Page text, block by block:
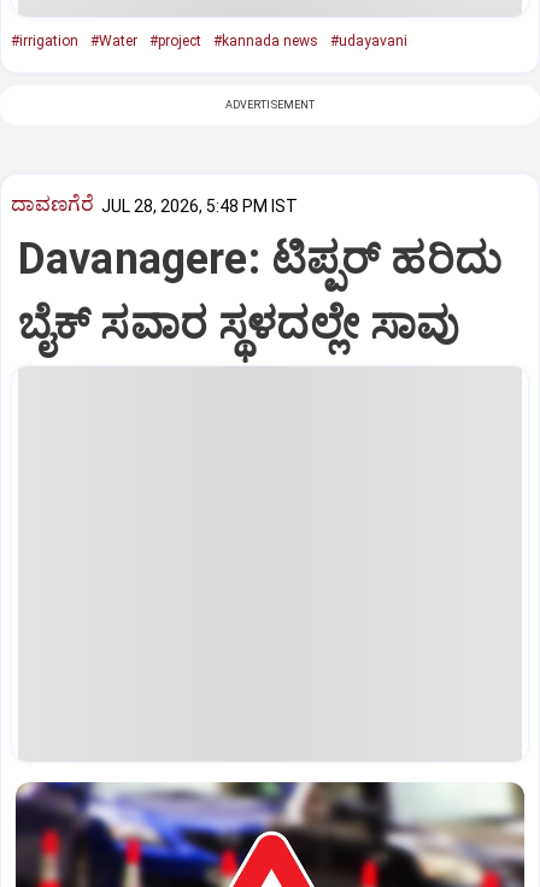
#irrigation #Water #project #kannada news #udayavani
ADVERTISEMENT
ದಾವಣಗೆರೆ JUL 28, 2026, 5:48 PM IST
Davanagere: ಟಿಪ್ಪರ್ ಹರಿದು
ಬೈಕ್ ಸವಾರ ಸ್ಥಳದಲ್ಲೇ ಸಾವು